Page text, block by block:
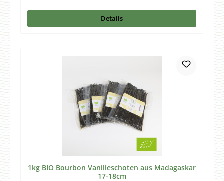
Details
1kg BIO Bourbon Vanilleschoten aus Madagaskar
17-18cm